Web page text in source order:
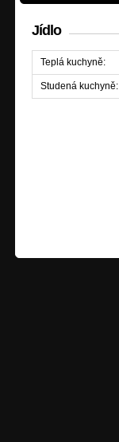
Jídlo
Teplá kuchyně:
Studená kuchyně: